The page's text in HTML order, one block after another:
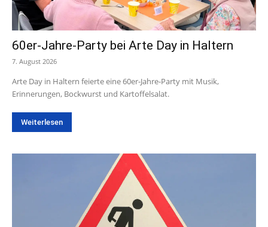
60er-Jahre-Party bei Arte Day in Haltern
7. August 2026
Arte Day in Haltern feierte eine 60er-Jahre-Party mit Musik,
Erinnerungen, Bockwurst und Kartoffelsalat.
Weiterlesen